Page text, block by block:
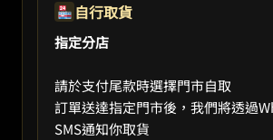
自行取貨
指定分店
請於支付尾款時選擇門市自取
訂單送達指定門市後，我們將透過
SMS通知你取貨